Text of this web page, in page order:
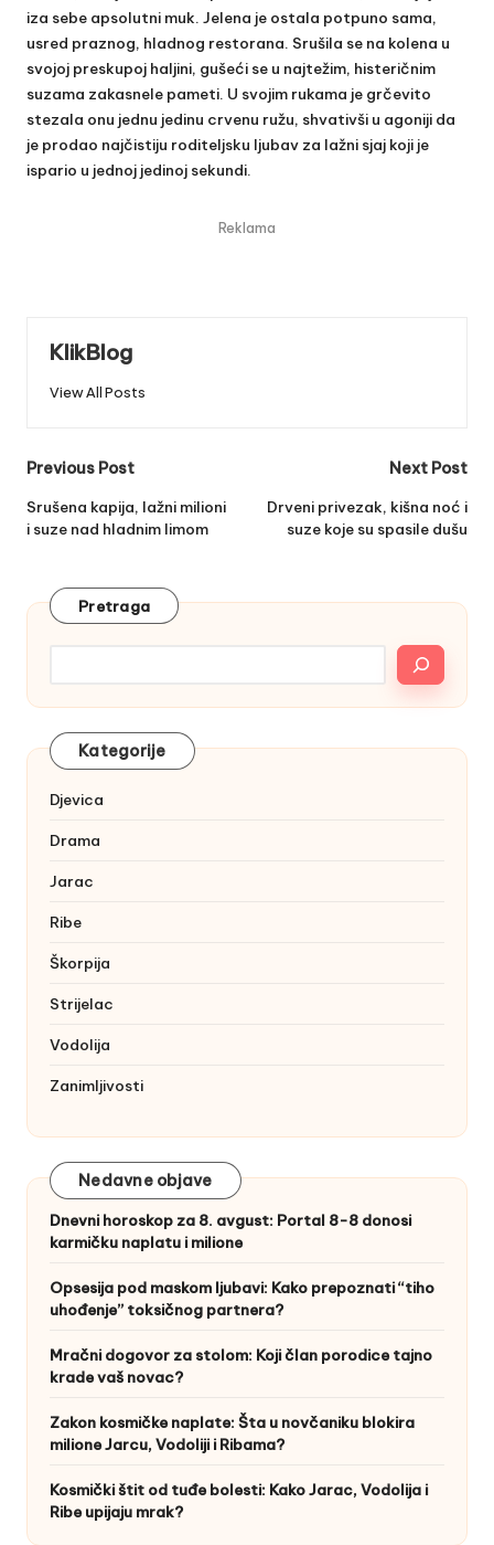
iza sebe apsolutni muk. Jelena je ostala potpuno sama,
usred praznog, hladnog restorana. Srušila se na kolena u
svojoj preskupoj haljini, gušeći se u najtežim, histeričnim
suzama zakasnele pameti. U svojim rukama je grčevito
stezala onu jednu jedinu crvenu ružu, shvativši u agoniji da
je prodao najčistiju roditeljsku ljubav za lažni sjaj koji je
ispario u jednoj jedinoj sekundi.
Reklama
KlikBlog
View All Posts
Post
navigation
Previous Post
Srušena kapija, lažni milioni
i suze nad hladnim limom
Next Post
Drveni privezak, kišna noć i
suze koje su spasile dušu
Pretraga
Kategorije
Djevica
Drama
Jarac
Ribe
Škorpija
Strijelac
Vodolija
Zanimljivosti
Nedavne objave
Dnevni horoskop za 8. avgust: Portal 8-8 donosi
karmičku naplatu i milione
Opsesija pod maskom ljubavi: Kako prepoznati “tiho
uhođenje” toksičnog partnera?
Mračni dogovor za stolom: Koji član porodice tajno
krade vaš novac?
Zakon kosmičke naplate: Šta u novčaniku blokira
milione Jarcu, Vodoliji i Ribama?
Kosmički štit od tuđe bolesti: Kako Jarac, Vodolija i
Ribe upijaju mrak?